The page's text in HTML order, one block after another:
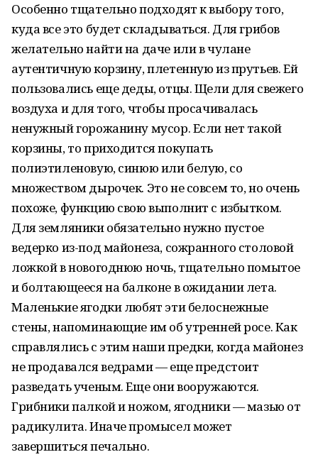
Особенно тщательно подходят к выбору того,
куда все это будет складываться. Для грибов
желательно найти на даче или в чулане
аутентичную корзину, плетенную из прутьев. Ей
пользовались еще деды, отцы. Щели для свежего
воздуха и для того, чтобы просачивалась
ненужный горожанину мусор. Если нет такой
корзины, то приходится покупать
полиэтиленовую, синюю или белую, со
множеством дырочек. Это не совсем то, но очень
похоже, функцию свою выполнит с избытком.
Для земляники обязательно нужно пустое
ведерко из-под майонеза, сожранного столовой
ложкой в новогоднюю ночь, тщательно помытое
и болтающееся на балконе в ожидании лета.
Маленькие ягодки любят эти белоснежные
стены, напоминающие им об утренней росе. Как
справлялись с этим наши предки, когда майонез
не продавался ведрами — еще предстоит
разведать ученым. Еще они вооружаются.
Грибники палкой и ножом, ягодники — мазью от
радикулита. Иначе промысел может
завершиться печально.